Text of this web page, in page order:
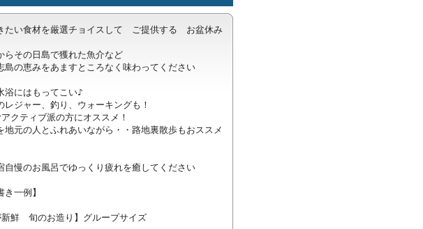
い食材を厳選チョイスして　ご提供する　お盆休み
らその日島で獲れた魚介など
島の恵みをあますところなく味わってください
浴にはもってこい♪
ジャー、釣り、ウォーキングも！
クティブ派の方にオススメ！
元の人とふれあいながら・・路地裏散歩もおススメ
自慢のお風呂でゆっくり疲れを癒してください
一例】
鮮　旬のお造り】グループサイズ